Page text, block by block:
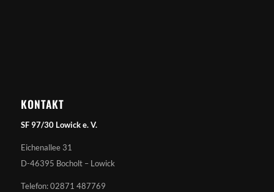
KONTAKT
SF 97/30 Lowick e. V.
Eichenallee 31
D-46395 Bocholt – Lowick
Telefon: 02871 487769